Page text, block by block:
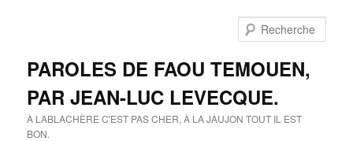
PAROLES DE FAOU TEMOUEN,
PAR JEAN-LUC LEVECQUE.
À LABLACHÈRE C'EST PAS CHER, À LA JAUJON TOUT IL EST
BON.